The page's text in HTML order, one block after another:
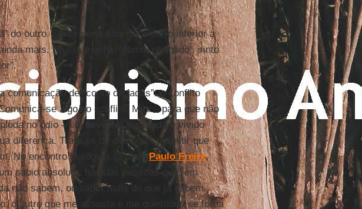
do outro. Sentir pena é tornar o outro inferior a
mais. “Eu, que estou ‘ótimo, obrigado’, sinto
comunicação de “conto de fadas”: o conflito
se algo no conflito. Mas – para que não
no ódio – ele deve ser superado e vivido
diferença. Trata-se de
dia-logar: permitir que
No encontro dialógico, já diziaPaulo Freire,
sábio absoluto: há duas pessoas que, em
não sabem, ou saber mais do que já sabem.
o outro que me assusta e me questiona se torna